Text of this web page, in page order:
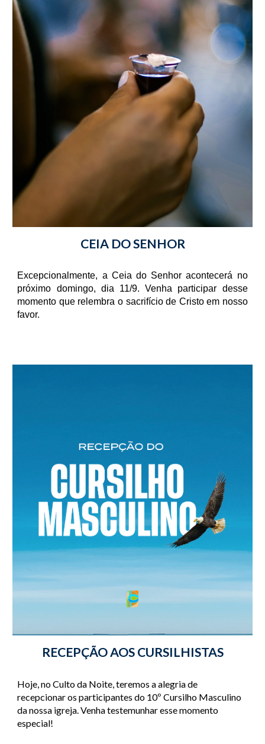
CEIA DO SENHOR
Excepcionalmente, a Ceia do Senhor acontecerá no
próximo domingo, dia 11/9. Venha participar desse
momento que relembra o sacrifício de Cristo em nosso
favor.
RECEPÇÃO AOS CURSILHISTAS
Hoje, no Culto da Noite, teremos a alegria de
recepcionar os participantes do 10º Cursilho Masculino
da nossa igreja. Venha testemunhar esse momento
especial!